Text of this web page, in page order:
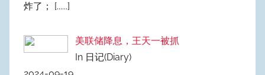
炸了；
[......]
美联储降息，王天一被抓
In 日记(Diary)